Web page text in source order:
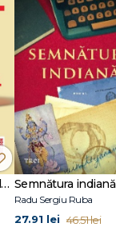
Setea (seria Harry Hole, vol. 11) Semnătura indiană
Radu Sergiu Ruba
27.91 lei 46.51 lei